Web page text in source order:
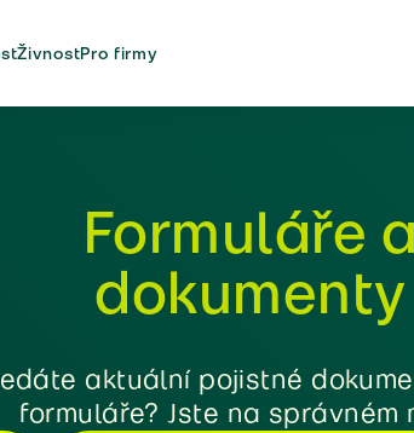
ŽivnostPro firmy
Formuláře a
dokumenty
aktuální pojistné
formuláře? Jste na správném